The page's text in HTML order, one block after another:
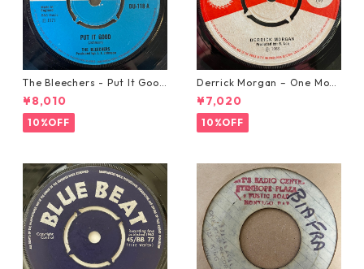
The Bleechers - Put It Good
【7-21637】
¥8,010
10%OFF
Derrick Morgan – One Morn
ing In May【7-21653】
¥7,020
10%OFF